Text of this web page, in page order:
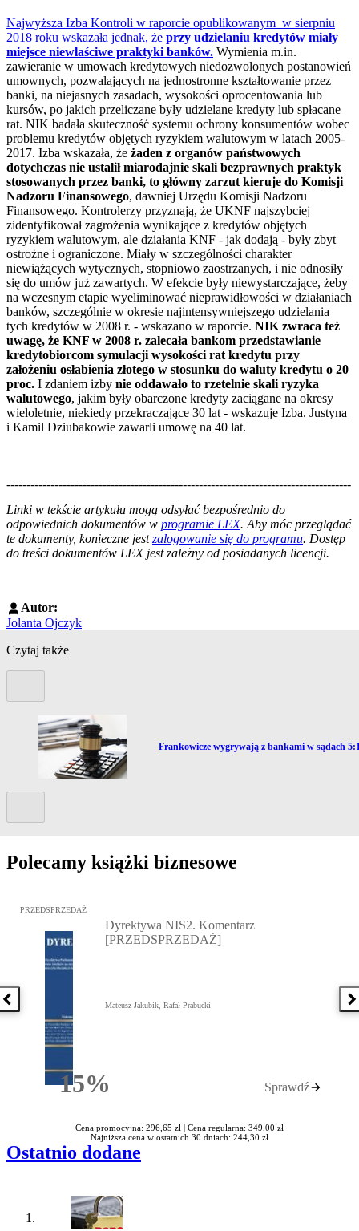
Najwyższa Izba Kontroli w raporcie opublikowanym w sierpniu
2018 roku wskazała jednak, że przy udzielaniu kredytów miały
miejsce niewłaściwe praktyki banków. Wymienia m.in.
zawieranie w umowach kredytowych niedozwolonych postanowień
umownych, pozwalających na jednostronne kształtowanie przez
banki, na niejasnych zasadach, wysokości oprocentowania lub
kursów, po jakich przeliczane były udzielane kredyty lub spłacane
rat. NIK badała skuteczność systemu ochrony konsumentów wobec
problemu kredytów objętych ryzykiem walutowym w latach 2005-
2017. Izba wskazała, że żaden z organów państwowych
dotychczas nie ustalił miarodajnie skali bezprawnych praktyk
stosowanych przez banki, to główny zarzut kieruje do Komisji
Nadzoru Finansowego, dawniej Urzędu Komisji Nadzoru
Finansowego. Kontrolerzy przyznają, że UKNF najszybciej
zidentyfikował zagrożenia wynikające z kredytów objętych
ryzykiem walutowym, ale działania KNF - jak dodają - były zbyt
ostrożne i ograniczone. Miały w szczególności charakter
niewiążących wytycznych, stopniowo zaostrzanych, i nie odnosiły
się do umów już zawartych. W efekcie były niewystarczające, żeby
na wczesnym etapie wyeliminować nieprawidłowości w działaniach
banków, szczególnie w okresie najintensywniejszego udzielania
tych kredytów w 2008 r. - wskazano w raporcie. NIK zwraca też
uwagę, że KNF w 2008 r. zalecała bankom przedstawianie
kredytobiorcom symulacji wysokości rat kredytu przy
założeniu osłabienia złotego w stosunku do waluty kredytu o 20
proc. I zdaniem izby nie oddawało to rzetelnie skali ryzyka
walutowego, jakim były obarczone kredyty zaciągane na okresy
wieloletnie, niekiedy przekraczające 30 lat - wskazuje Izba. Justyna
i Kamil Dziubakowie zawarli umowę na 40 lat.
--------------------------------------------------------------------------------------
Linki w tekście artykułu mogą odsyłać bezpośrednio do
odpowiednich dokumentów w programie LEX. Aby móc przeglądać
te dokumenty, konieczne jestzalogowanie się do programu. Dostęp
do treści dokumentów LEX jest zależny od posiadanych licencji.
Autor:
Jolanta Ojczyk
Czytaj także
Przejdź do artykułu:
Frankowicze wygrywają z bankami w sądach
Polecamy książki biznesowe
Poprzednia książka
Przejdź do: Dyrektywa NIS2. Komentarz [PRZEDSPRZEDAŻ],
PRZEDSPRZEDAŻ
15%Rabatu
Dyrektywa NIS2. Komentarz
[PRZEDSPRZEDAŻ]
Mateusz Jakubik, Rafał Prabucki
Sprawdź
Cena promocyjna: 296,65 zł | Cena regularna: 349,00 zł
Najniższa cena w ostatnich 30 dniach: 244,30 zł
Ostatnio dodane